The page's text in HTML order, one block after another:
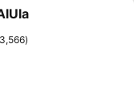
favorit
3,566